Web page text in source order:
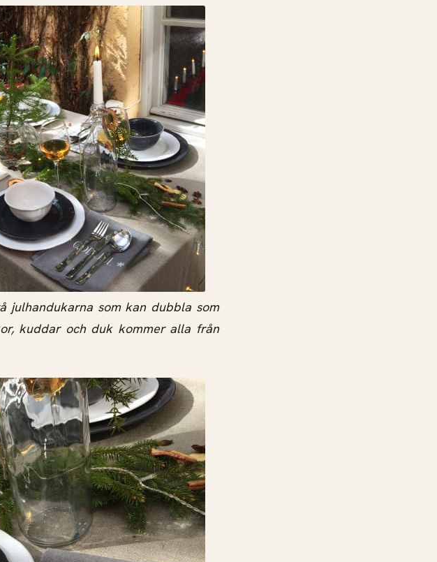
julhandukarna som kan dubbla som
kuddar och duk kommer alla från